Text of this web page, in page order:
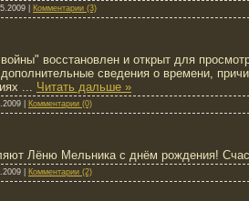
Комментарии (3)
восстановлен и открыт для
сведения о времени,
... Читать дальше »
Комментарии (0)
Лёню Мельника с днём рождения!
Комментарии (2)